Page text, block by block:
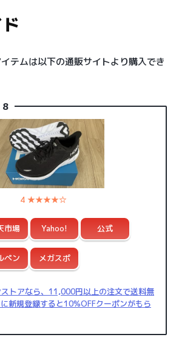
テムは以下の通販サイトより購入でき
8
4 ★★★★☆
市場 Yahoo! 公式
ペン メガスポ
トアなら、11,000円以上の注文で送料無
新規登録すると10%OFFクーポンがもら